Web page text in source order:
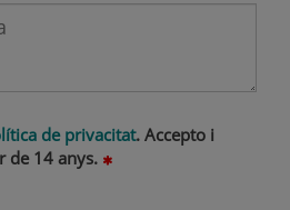
de privacitat. Accepto i
de 14 anys.